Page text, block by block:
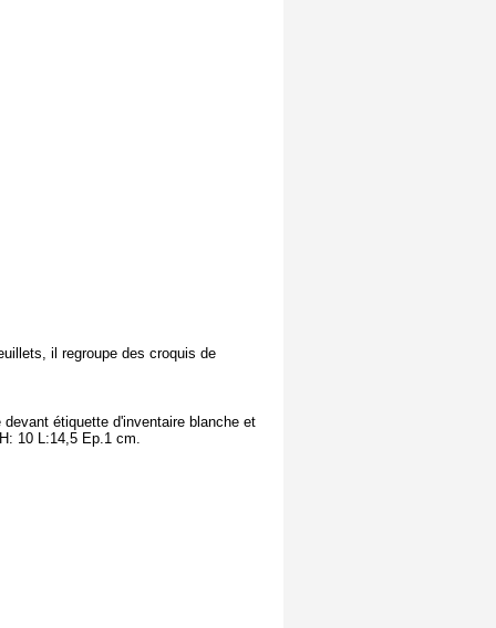
il regroupe des croquis de
étiquette d'inventaire blanche et
10 L:14,5 Ep.1 cm.